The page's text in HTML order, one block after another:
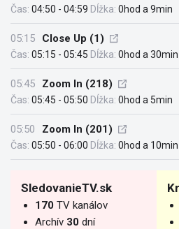
Čas: 04:50 - 04:59 Dĺžka: 0hod a 9min
05:15 Close Up (1)
Čas: 05:15 - 05:45 Dĺžka: 0hod a 30min
05:45 Zoom In (218)
Čas: 05:45 - 05:50 Dĺžka: 0hod a 5min
05:50 Zoom In (201)
Čas: 05:50 - 06:00 Dĺžka: 0hod a 10min
SledovanieTV.sk
170 TV kanálov
Archív 30 dní